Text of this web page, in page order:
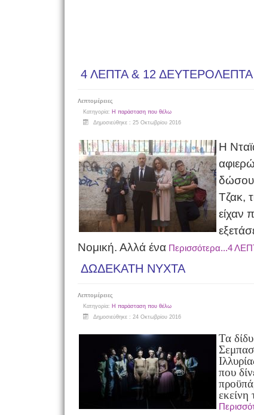
4 ΛΕΠΤΑ & 12 ΔΕΥΤΕΡΟΛΕΠΤΑ
Λεπτομέρειες
Κατηγορία: Η παράσταση που θέλω
Δημοσιεύθηκε : 25 Οκτωβρίου 2016
Η
Τζακ,
είχαν
Νομική. Αλλά ένα Περισσότερα...4
ΔΩΔΕΚΑΤΗ ΝΥΧΤΑ
Λεπτομέρειες
Κατηγορία: Η παράσταση που θέλω
Δημοσιεύθηκε : 24 Οκτωβρίου 2016
Τα
που
εκείνη